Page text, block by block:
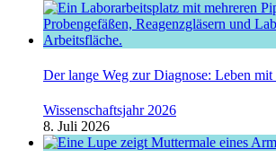
Der lange Weg zur Diagnose: Leben
Wissenschaftsjahr 2026
8. Juli 2026